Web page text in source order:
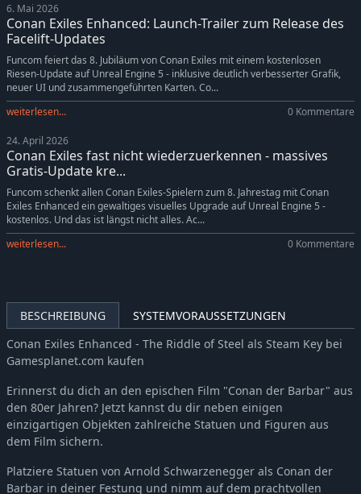
Conan Exiles Enhanced - Jewel of the West Pack
Conan Exiles Enhanced - The Imperial East Pack
6. Mai 2026
Conan Exiles Enhanced: Launch-Trailer zum Release des
Facelift-Updates
Funcom feiert das 8. Jubiläum von Conan Exiles mit einem kostenlosen
Riesen-Update auf Unreal Engine 5 - inklusive deutlich verbesserter Grafik,
neuer UI und zusammengeführten Karten. Co...
weiterlesen...
0 Kommentare
24. April 2026
Conan Exiles fast nicht wiederzuerkennen - massives
Gratis-Update kre...
Funcom schenkt allen Conan Exiles-Spielern zum 8. Jahrestag mit Conan
Exiles Enhanced ein gewaltiges visuelles Upgrade auf Unreal Engine 5 -
kostenlos. Und das ist längst nicht alles. Ac...
weiterlesen...
0 Kommentare
BESCHREIBUNG
SYSTEMVORAUSSETZUNGEN
Conan Exiles Enhanced - The Riddle of Steel als Steam Key bei
Gamesplanet.com kaufen
Erinnerst du dich an den epischen Film "Conan der Barbar" aus
den 80er Jahren? Jetzt kannst du dir neben einigen
einzigartigen Objekten zahlreiche Statuen und Figuren aus
dem Film sichern.
Platziere Statuen von Arnold Schwarzenegger als Conan der
Barbar in deiner Festung und nimm auf dem prachtvollen